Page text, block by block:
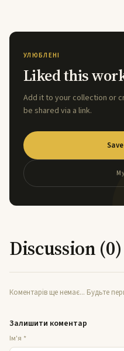
УЛЮБЛЕНІ
Liked this
Add it to your collection or
be shared via a link.
Discussion (0)
Коментарів ще немає... Будьте
Залишити коментар
Ім'я *